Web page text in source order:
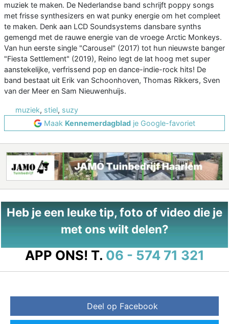
muziek te maken. De Nederlandse band schrijft poppy songs
met frisse synthesizers en wat punky energie om het compleet
te maken. Denk aan LCD Soundsystems dansbare synths
gemengd met de rauwe energie van de vroege Arctic Monkeys.
Van hun eerste single "Carousel" (2017) tot hun nieuwste banger
"Fiesta Settlement" (2019), Reino legt de lat hoog met super
aanstekelijke, verfrissend pop en dance-indie-rock hits! De
band bestaat uit Erik van Schoonhoven, Thomas Rikkers, Sven
van der Meer en Sam Nieuwenhuijs.
muziek, stiel, suzy
Maak Kennemerdagblad je Google-favoriet
Heb je een leuke tip, foto of video die je
met ons wilt delen?
APP ONS! T. 06 - 574 71 321
Deel op Facebook